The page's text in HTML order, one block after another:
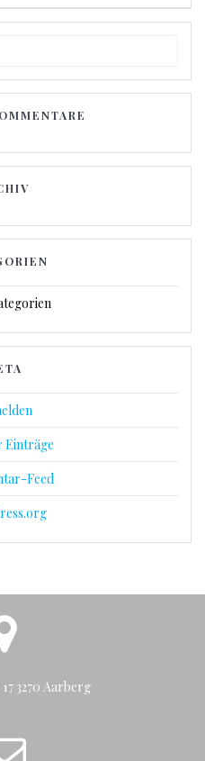
Einträge
Feed
3270 Aarberg